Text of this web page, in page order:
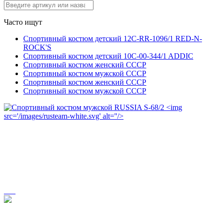
Часто ищут
Спортивный костюм детский 12C-RR-1096/1 RED-N-
ROCK'S
Спортивный костюм детский 10C-00-344/1 ADDIC
Спортивный костюм женский СССР
Спортивный костюм мужской СССР
Спортивный костюм женский СССР
Спортивный костюм мужской СССР